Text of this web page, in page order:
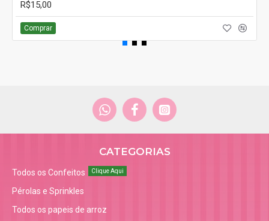
R$15,00
Comprar
CATEGORIAS
Todos os Confeitos Clique Aqui
Pérolas e Sprinkles
Todos os papeis de arroz